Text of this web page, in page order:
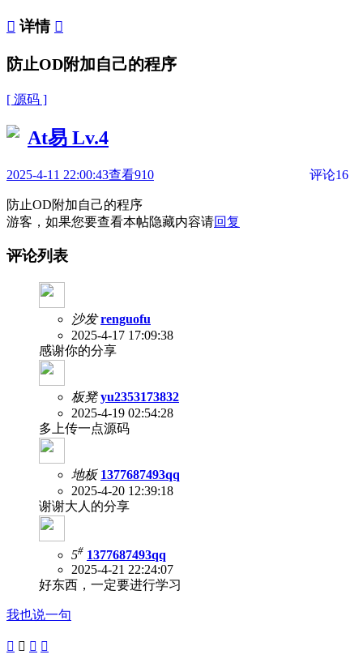
 详情 
防止OD附加自己的程序
[ 源码 ]
At易 Lv.4
2025-4-11 22:00:43查看910 评论16
防止OD附加自己的程序
游客，如果您要查看本帖隐藏内容请回复
评论列表
沙发 renguofu
2025-4-17 17:09:38
感谢你的分享
板凳 yu2353173832
2025-4-19 02:54:28
多上传一点源码
地板 1377687493qq
2025-4-20 12:39:18
谢谢大人的分享
5# 1377687493qq
2025-4-21 22:24:07
好东西，一定要进行学习
我也说一句
   